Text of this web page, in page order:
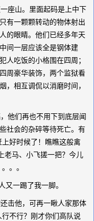
座山。里面起码是上中下
有一颗颗转动的物体射出
的眼睛。他们已经多年天
间一层应该全是钢体建
人吃饭的小格围在四周；
周豪华装饰，两个监狱看
，相互调侃以消磨时间，
他们再也不用下到底层闻
社会的杂碎等待死亡。有
好时候了！瞧瞧这般禽
老马、小飞搓一把？今儿
。。
一踢了我一脚。
击他，可再一瞅人家那体
不行？刚才你们高队说